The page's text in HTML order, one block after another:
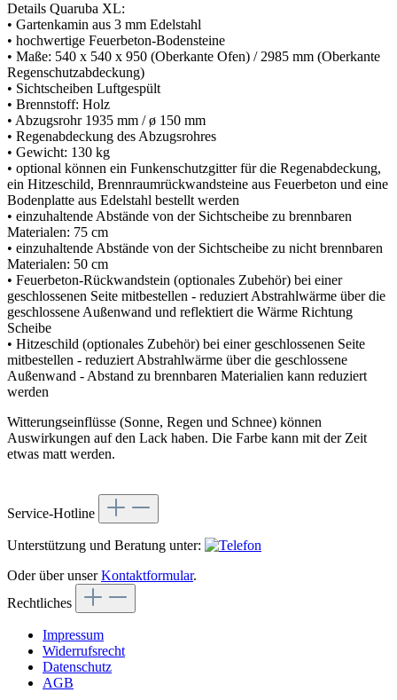
Details Quaruba XL:
• Gartenkamin aus 3 mm Edelstahl
• hochwertige Feuerbeton-Bodensteine
• Maße: 540 x 540 x 950 (Oberkante Ofen) / 2985 mm (Oberkante
Regenschutzabdeckung)
• Sichtscheiben Luftgespült
• Brennstoff: Holz
• Abzugsrohr 1935 mm / ø 150 mm
• Regenabdeckung des Abzugsrohres
• Gewicht: 130 kg
• optional können ein Funkenschutzgitter für die Regenabdeckung,
ein Hitzeschild, Brennraumrückwandsteine aus Feuerbeton und eine
Bodenplatte aus Edelstahl bestellt werden
• einzuhaltende Abstände von der Sichtscheibe zu brennbaren
Materialen: 75 cm
• einzuhaltende Abstände von der Sichtscheibe zu nicht brennbaren
Materialen: 50 cm
• Feuerbeton-Rückwandstein (optionales Zubehör) bei einer
geschlossenen Seite mitbestellen - reduziert Abstrahlwärme über die
geschlossene Außenwand und reflektiert die Wärme Richtung
Scheibe
• Hitzeschild (optionales Zubehör) bei einer geschlossenen Seite
mitbestellen - reduziert Abstrahlwärme über die geschlossene
Außenwand - Abstand zu brennbaren Materialien kann reduziert
werden
Witterungseinflüsse (Sonne, Regen und Schnee) können
Auswirkungen auf den Lack haben. Die Farbe kann mit der Zeit
etwas matt werden.
Service-Hotline
Unterstützung und Beratung unter:
Oder über unserKontaktformular.
Rechtliches
Impressum
Widerrufsrecht
Datenschutz
AGB